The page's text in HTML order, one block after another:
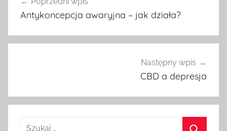
wpisu
Antykoncepcja awaryjna – jak działa?
Następny wpis
CBD a depresja
Szukaj